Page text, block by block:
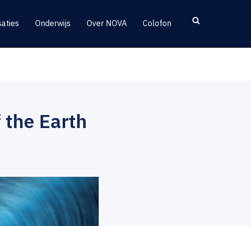
Onderwijs Over NOVA Colofon
Earth